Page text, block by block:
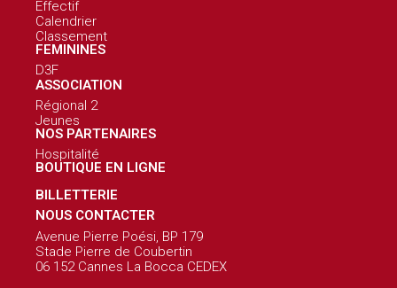
Effectif
Calendrier
Classement
FEMININES
D3F
ASSOCIATION
Régional 2
Jeunes
NOS PARTENAIRES
Hospitalité
BOUTIQUE EN LIGNE
BILLETTERIE
NOUS CONTACTER
Avenue Pierre Poési, BP 179
Stade Pierre de Coubertin
06 152 Cannes La Bocca CEDEX